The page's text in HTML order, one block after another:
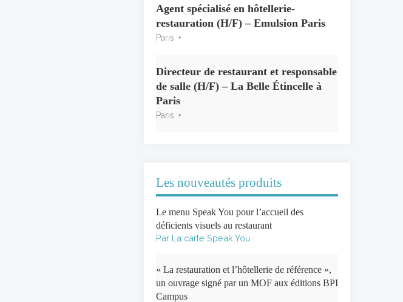
Georges Blanc
3 juillet 2026
Agent spécialisé en hôtellerie-
restauration (H/F) – Emulsion Paris
Paris
Directeur de restaurant et responsable
de salle (H/F) – La Belle Étincelle à
Paris
Paris
Les nouveautés produits
Le menu Speak You pour l’accueil des
déficients visuels au restaurant
Par La carte Speak You
« La restauration et l’hôtellerie de référence »,
un ouvrage signé par un MOF aux éditions BPI
Campus